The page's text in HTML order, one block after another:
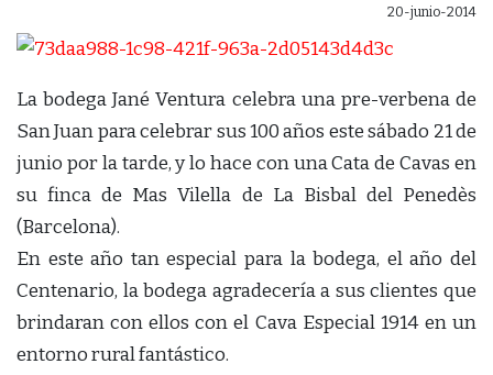
20-junio-2014
La bodega Jané Ventura celebra una pre-verbena de
San Juan para celebrar sus 100 años este sábado 21 de
junio por la tarde, y lo hace con una Cata de Cavas en
su finca de Mas Vilella de La Bisbal del Penedès
(Barcelona).
En este año tan especial para la bodega, el año del
Centenario, la bodega agradecería a sus clientes que
brindaran con ellos con el Cava Especial 1914 en un
entorno rural fantástico.